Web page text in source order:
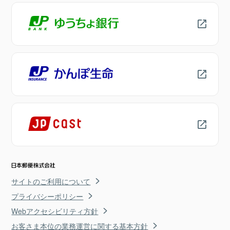
サイトのご利用について
プライバシーポリシー
Webアクセシビリティ方針
お客さま本位の業務運営に関する基本方針